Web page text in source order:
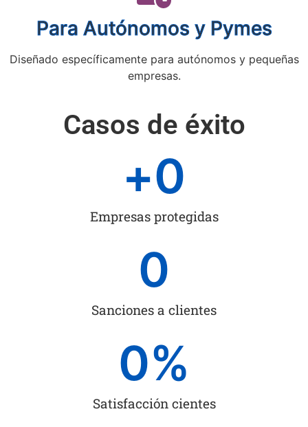
Para Autónomos y Pymes
Diseñado específicamente para autónomos y pequeñas
empresas.
Casos de éxito
Empresas protegidas
+0
Sanciones a clientes
0
Satisfacción cientes
0%